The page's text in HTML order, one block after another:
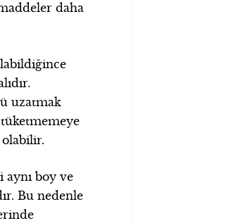
daha
uzatmak
olabilir.
aynı boy ve
Bu nedenle